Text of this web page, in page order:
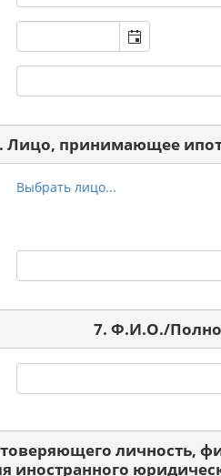
Лицо, принимающее
Выбрать лицо...
7. Ф.И.О./
личность,
иностранного